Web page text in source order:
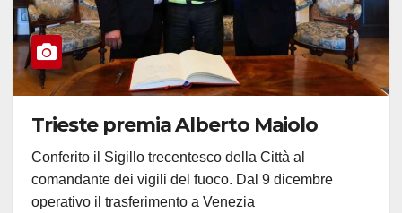
Trieste premia Alberto Maiolo
Conferito il Sigillo trecentesco della Città al
comandante dei vigili del fuoco. Dal 9 dicembre
operativo il trasferimento a Venezia